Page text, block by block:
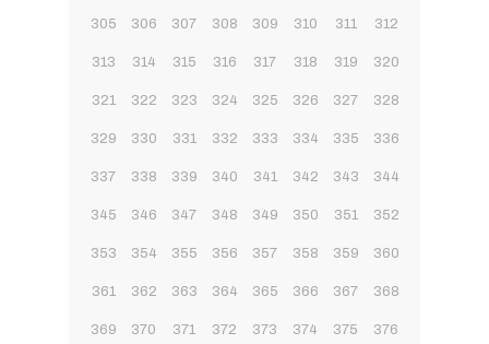
305 306 307 308 309 310 311 312
313 314 315 316 317 318 319 320
321 322 323 324 325 326 327 328
329 330 331 332 333 334 335 336
337 338 339 340 341 342 343 344
345 346 347 348 349 350 351 352
353 354 355 356 357 358 359 360
361 362 363 364 365 366 367 368
369 370 371 372 373 374 375 376